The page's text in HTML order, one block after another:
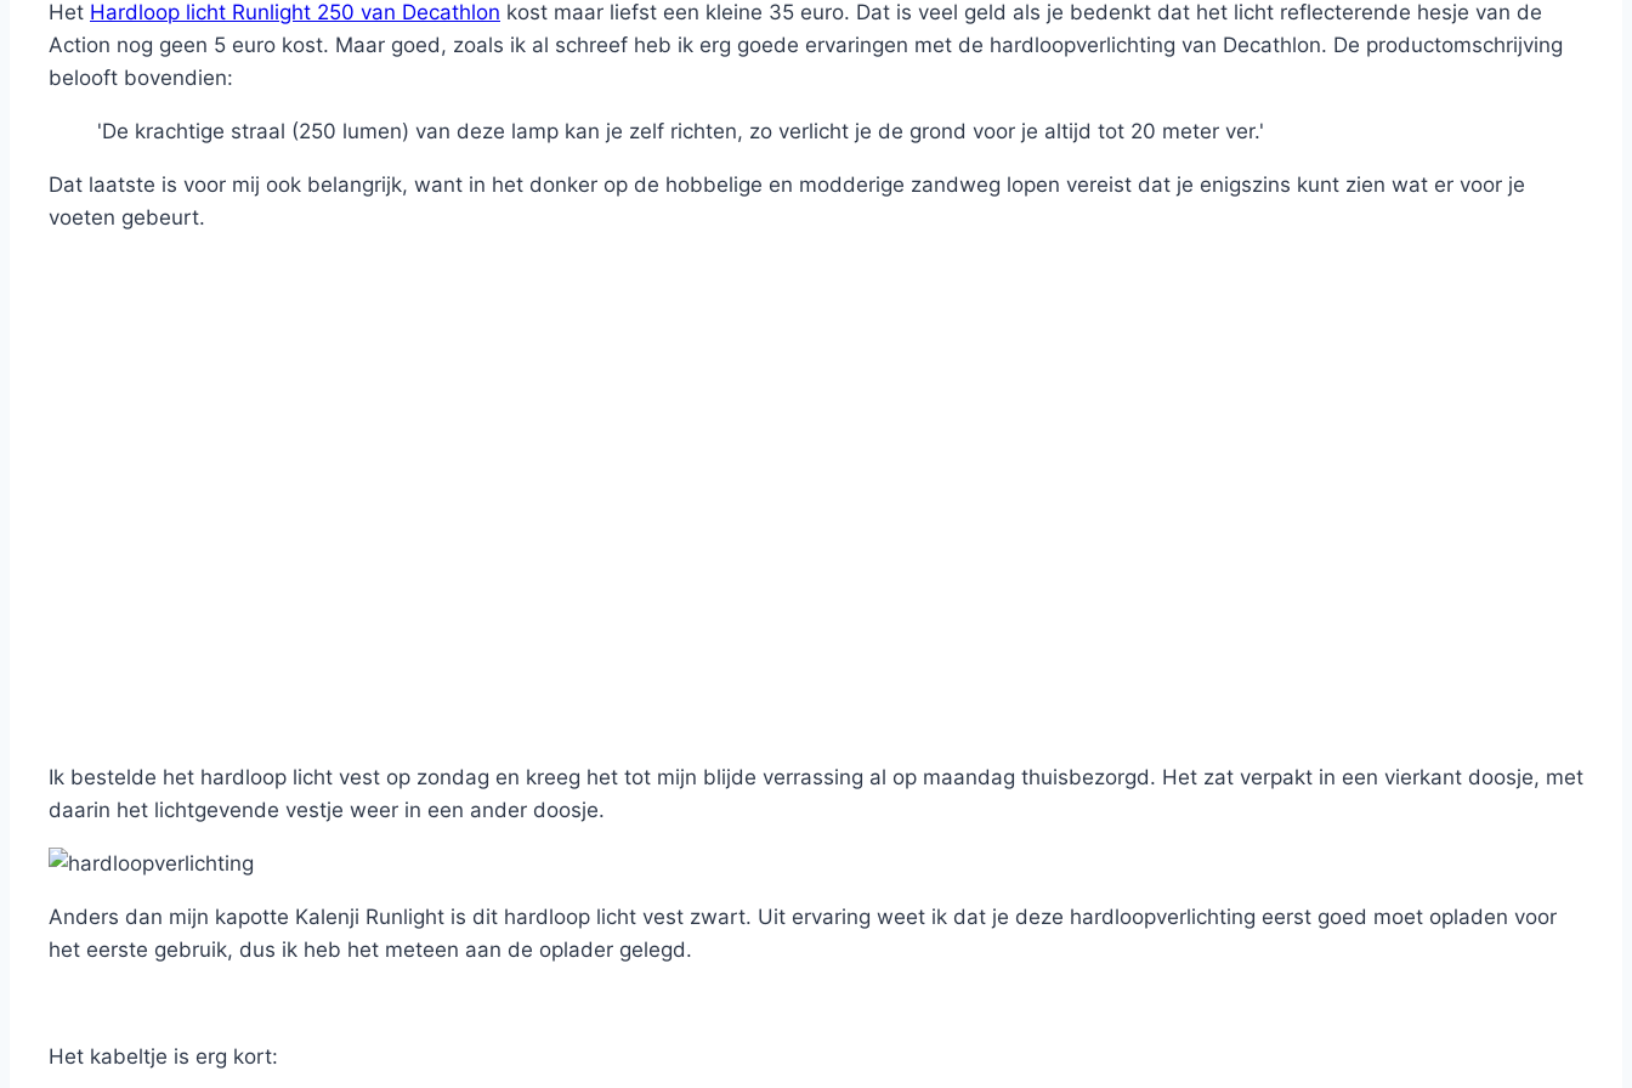
Het Hardloop licht Runlight 250 van Decathlon kost maar liefst een kleine 35 euro. Dat is veel geld als je bedenkt dat het licht reflecterende hesje van de
Action nog geen 5 euro kost. Maar goed, zoals ik al schreef heb ik erg goede ervaringen met de hardloopverlichting van Decathlon. De productomschrijving
belooft bovendien:
'De krachtige straal (250 lumen) van deze lamp kan je zelf richten, zo verlicht je de grond voor je altijd tot 20 meter ver.'
Dat laatste is voor mij ook belangrijk, want in het donker op de hobbelige en modderige zandweg lopen vereist dat je enigszins kunt zien wat er voor je
voeten gebeurt.
Ik bestelde het hardloop licht vest op zondag en kreeg het tot mijn blijde verrassing al op maandag thuisbezorgd. Het zat verpakt in een vierkant doosje, met
daarin het lichtgevende vestje weer in een ander doosje.
Anders dan mijn kapotte Kalenji Runlight is dit hardloop licht vest zwart. Uit ervaring weet ik dat je deze hardloopverlichting eerst goed moet opladen voor
het eerste gebruik, dus ik heb het meteen aan de oplader gelegd.
Het kabeltje is erg kort: